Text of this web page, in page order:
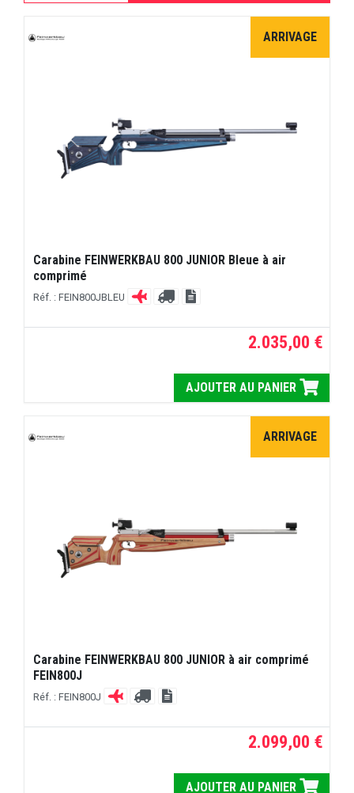
ARRIVAGE
Carabine FEINWERKBAU 800 JUNIOR Bleue à air
comprimé
Réf. : FEIN800JBLEU
2.035,00 €
AJOUTER AU PANIER
ARRIVAGE
Carabine FEINWERKBAU 800 JUNIOR à air comprimé
FEIN800J
Réf. : FEIN800J
2.099,00 €
AJOUTER AU PANIER